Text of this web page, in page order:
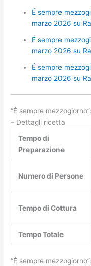
É sempre
marzo 2026 su
É sempre
marzo 2026 su
É sempre
marzo 2026 su
“É sempre
– Dettagli ricetta
Tempo di
Preparazione
Numero di Persone
Tempo di Cottura
Tempo Totale
“É sempre